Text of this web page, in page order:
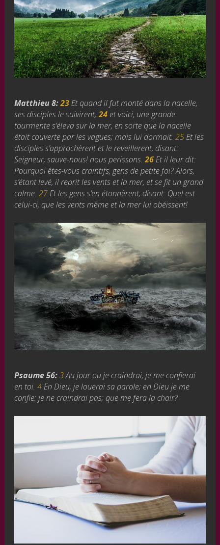
Matthieu 8:23Et quand il fut monté dans la nacelle,
ses disciples le suivirent; 24 et voici, une grande
tourmente s’éleva sur la mer, en sorte que la nacelle
était couverte par les vagues; mais lui dormait. 25Et les
disciples s’approchèrent et le reveillerent, disant:
Seigneur, sauve-nous! nous perissons. 26Et il leur dit:
Pourquoi êtes-vous craintifs, gens de petite foi? Alors,
s’étant levé, il reprit les vents et la mer, et se fit un grand
calme. 27Et les gens s’en étonnèrent, disant: Quel est
celui-ci, que les vents même et la mer lui obéissent!
Psaume 56:3Au jour ou je craindrai, je me confierai
en toi.4En Dieu, je louerai sa parole; en Dieu je me
confie: je ne craindrai pas; que me fera la chair?